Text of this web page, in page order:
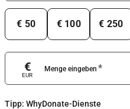
€ 50 € 100 € 250
Menge eingeben *
€
EUR
Tipp: WhyDonate-Dienste